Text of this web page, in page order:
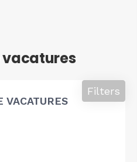
vacatures
VACATURES
Filters